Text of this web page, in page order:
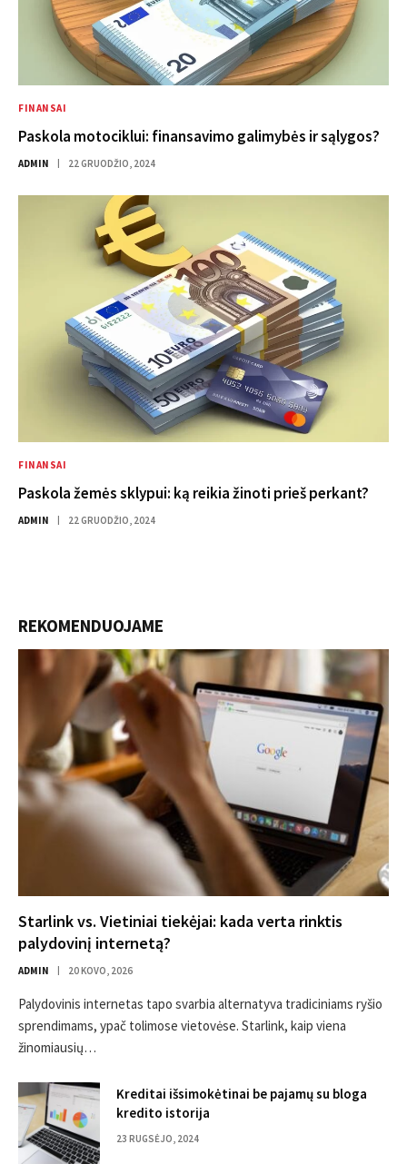
FINANSAI
Paskola motociklui: finansavimo galimybės ir sąlygos?
ADMIN 22 GRUODŽIO, 2024
FINANSAI
Paskola žemės sklypui: ką reikia žinoti prieš perkant?
ADMIN 22 GRUODŽIO, 2024
REKOMENDUOJAME
Starlink vs. Vietiniai tiekėjai: kada verta rinktis
palydovinį internetą?
ADMIN 20 KOVO, 2026
Palydovinis internetas tapo svarbia alternatyva tradiciniams ryšio
sprendimams, ypač tolimose vietovėse. Starlink, kaip viena
žinomiausių…
Kreditai išsimokėtinai be pajamų su bloga
kredito istorija
23 RUGSĖJO, 2024